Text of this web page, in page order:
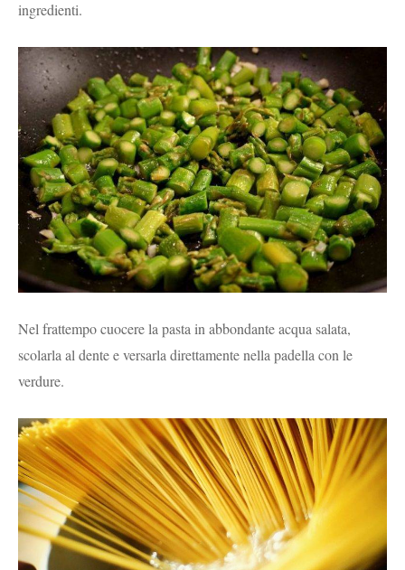
ingredienti.
Nel frattempo cuocere la pasta in abbondante acqua salata,
scolarla al dente e versarla direttamente nella padella con le
verdure.